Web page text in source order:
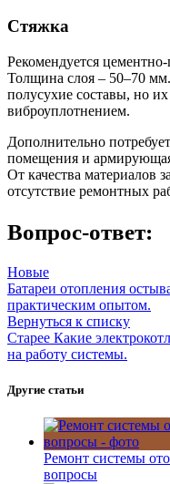
Стяжка
Рекомендуется
Толщина слоя – 50–70
полусухие составы, но
виброуплотнением.
Дополнительно
помещения и армирующая
От качества материалов
отсутствие ремонтных
Вопрос-ответ:
Новые
Батареи отопления
практическим опытом.
Вернуться к списку
Старее Какие
на работу системы.
Другие статьи
Ремонт системы
вопросы